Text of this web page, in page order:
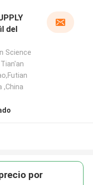
del
Science
,China
por